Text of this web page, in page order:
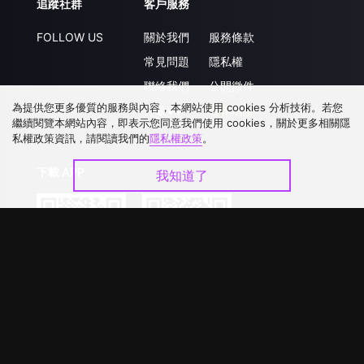
追蹤社群
FOLLOW US
客戶服務
關於我們
常見問題
聯絡我們
升級VIP
服務條款
隱私權
公開徵件
合作洽談
為提供您更多優質的服務與內容，本網站使用 cookies 分析技術。若您
繼續閱覽本網站內容，即表示您同意我們使用 cookies，關於更多相關隱
私權政策資訊，請閱讀我們的隱私權政策。
我知道了